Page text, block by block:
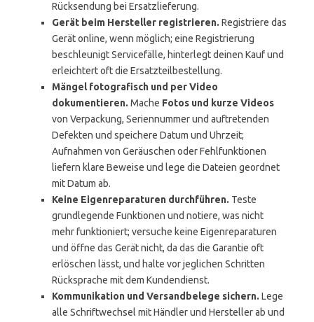
Rücksendung bei Ersatzlieferung.
Gerät beim Hersteller registrieren. Registriere das
Gerät online, wenn möglich; eine Registrierung
beschleunigt Servicefälle, hinterlegt deinen Kauf und
erleichtert oft die Ersatzteilbestellung.
Mängel fotografisch und per Video
dokumentieren. Mache Fotos und kurze Videos
von Verpackung, Seriennummer und auftretenden
Defekten und speichere Datum und Uhrzeit;
Aufnahmen von Geräuschen oder Fehlfunktionen
liefern klare Beweise und lege die Dateien geordnet
mit Datum ab.
Keine Eigenreparaturen durchführen. Teste
grundlegende Funktionen und notiere, was nicht
mehr funktioniert; versuche keine Eigenreparaturen
und öffne das Gerät nicht, da das die Garantie oft
erlöschen lässt, und halte vor jeglichen Schritten
Rücksprache mit dem Kundendienst.
Kommunikation und Versandbelege sichern. Lege
alle Schriftwechsel mit Händler und Hersteller ab und